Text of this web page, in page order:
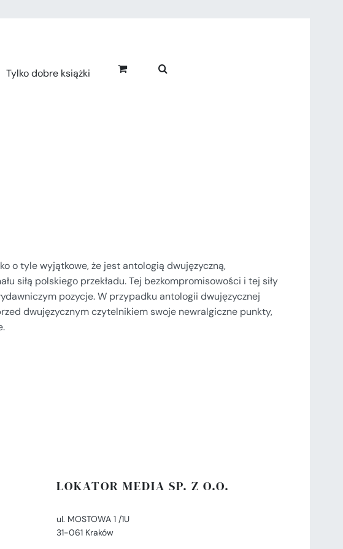
Tylko dobre książki
o tyle wyjątkowe, że jest antologią dwujęzyczną,
siłą polskiego przekładu. Tej bezkompromisowości i tej siły
pozycje. W przypadku antologii dwujęzycznej
dwujęzycznym czytelnikiem swoje newralgiczne punkty,
LOKATOR MEDIA SP. Z O.O.
ul. MOSTOWA 1 /1U
31-061 Kraków